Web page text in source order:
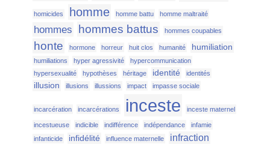
homicides homme homme battu homme maltraité
hommes hommes battus hommes coupables
honte hormone horreur huit clos humanité humiliation
humiliations hyper agressivité
hypercommunication
hypersexualité
hypothèses héritage identité identités
illusion illusions illussions impact impasse sociale
incarcération incarcérations inceste inceste maternel
incestueuse indicible indifférence indépendance
infamie
infanticide
infidélité influence maternelle infraction